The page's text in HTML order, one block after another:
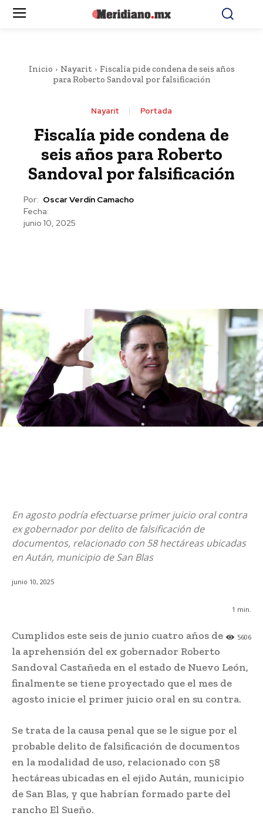
Inicio Nayarit
Fiscalía pide condena de seis años
para Roberto Sandoval por falsificación
Nayarit Portada
Fiscalía pide condena de
seis años para Roberto
Sandoval por falsificación
Por: Oscar Verdín Camacho
Fecha:
junio 10, 2025
En agosto podría efectuarse primer juicio oral contra
ex gobernador por delito de falsificación de
documentos, relacionado con 58 hectáreas ubicadas
en Aután, municipio de San Blas
junio 10, 2025
1 min.
5606
Cumplidos este seis de junio cuatro años de
la aprehensión del ex gobernador Roberto
Sandoval Castañeda en el estado de Nuevo León,
finalmente se tiene proyectado que el mes de
agosto inicie el primer juicio oral en su contra.
Se trata de la causa penal que se le sigue por el
probable delito de falsificación de documentos
en la modalidad de uso, relacionado con 58
hectáreas ubicadas en el ejido Aután, municipio
de San Blas, y que habrían formado parte del
rancho El Sueño.